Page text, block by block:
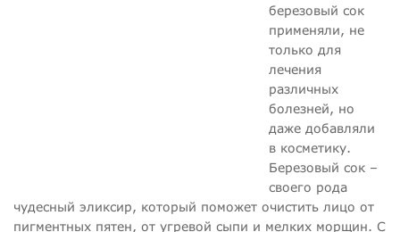
березовый сок
применяли, не
только для
лечения
различных
болезней, но
даже добавляли
в косметику.
Березовый сок –
своего рода
чудесный эликсир, который поможет очистить лицо от
пигментных пятен, от угревой сыпи и мелких морщин. С